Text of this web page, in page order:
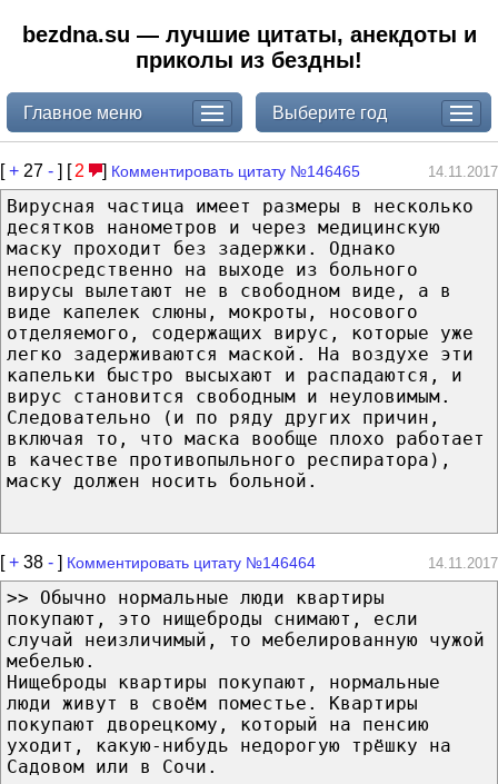
bezdna.su — лучшие цитаты, анекдоты и
приколы из бездны!
Главное меню Выберите год
[+ 27 - ] [ 2 ] Комментировать цитату №146465 14.11.2017
Вирусная частица имеет размеры в несколько
десятков нанометров и через медицинскую
маску проходит без задержки. Однако
непосредственно на выходе из больного
вирусы вылетают не в свободном виде, а в
виде капелек слюны, мокроты, носового
отделяемого, содержащих вирус, которые уже
легко задерживаются маской. На воздухе эти
капельки быстро высыхают и распадаются, и
вирус становится свободным и неуловимым.
Следовательно (и по ряду других причин,
включая то, что маска вообще плохо работает
в качестве противопыльного респиратора),
маску должен носить больной.
[+ 38 - ] Комментировать цитату №146464 14.11.2017
>> Обычно нормальные люди квартиры
покупают, это нищеброды снимают, если
случай неизличимый, то мебелированную чужой
мебелью.
Нищеброды квартиры покупают, нормальные
люди живут в своём поместье. Квартиры
покупают дворецкому, который на пенсию
уходит, какую-нибудь недорогую трёшку на
Садовом или в Сочи.